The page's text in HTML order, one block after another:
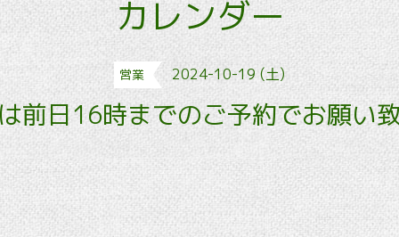
カレンダー
営業 2024-10-19 (土)
前日16時までのご予約でお願い